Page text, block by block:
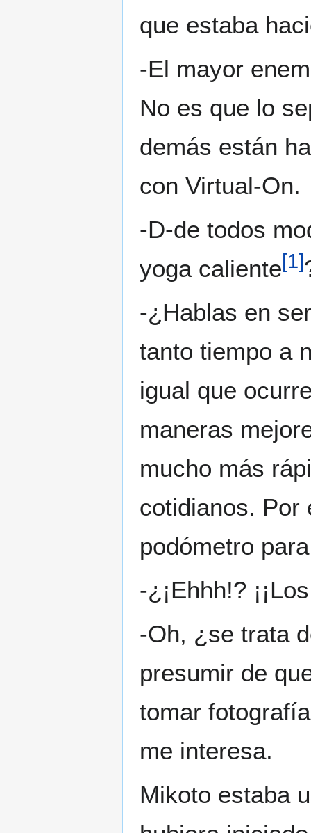
que estaba
-El mayor
No es que lo
demás están
con Virtual-On.
-D-de todos
yoga caliente[1]
-¿Hablas en
tanto tiempo a
igual que
maneras
mucho más
cotidianos. Por
podómetro
-¿¡Ehhh!?
-Oh, ¿se trata
presumir de
tomar
me interesa.
Mikoto estaba